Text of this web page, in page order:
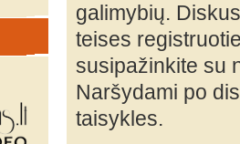
galimybių.
teises
susipažinkite su
Naršydami po
taisykles.